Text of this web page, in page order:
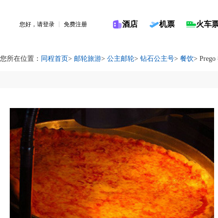
您好，请登录 免费注册 酒店 机票 火车
您所在位置： 同程首页> 邮轮旅游> 公主邮轮> 钻石公主号> 餐饮>